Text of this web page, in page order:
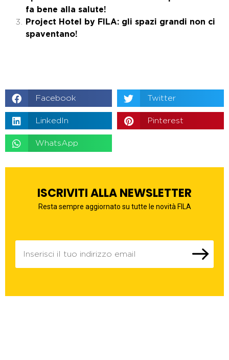
fa bene alla salute!
Project Hotel by FILA: gli spazi grandi non ci
spaventano!
Facebook Twitter
LinkedIn Pinterest
WhatsApp
ISCRIVITI ALLA NEWSLETTER
Resta sempre aggiornato su tutte le novità FILA